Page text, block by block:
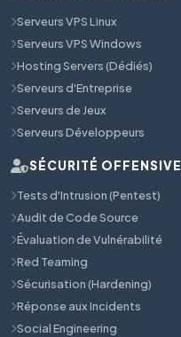
Serveurs VPS Linux
Serveurs VPS Windows
Hosting Servers (Dédiés)
Serveurs d'Entreprise
Serveurs de Jeux
Serveurs Développeurs
SÉCURITÉ OFFENSIVE
Tests d'Intrusion (Pentest)
Audit de Code Source
Évaluation de Vulnérabilité
Red Teaming
Sécurisation (Hardening)
Réponse aux Incidents
Social Engineering